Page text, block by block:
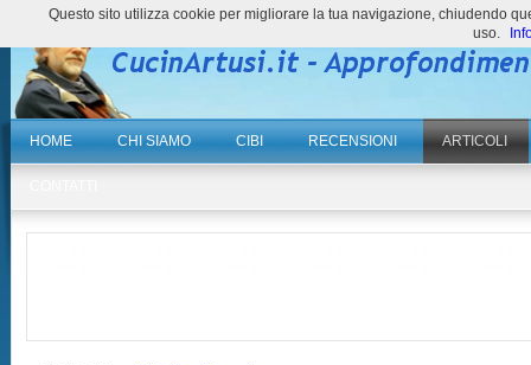
HOME CHI SIAMO CIBI RECENSIONI ARTICOLI
Questo sito utilizza cookie per migliorare la tua navigazione, chiudendo
uso.